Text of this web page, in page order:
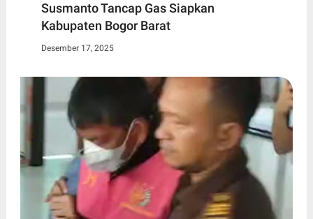
Susmanto Tancap Gas Siapkan
Kabupaten Bogor Barat
Desember 17, 2025